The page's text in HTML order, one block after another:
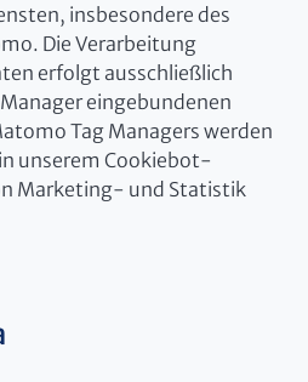
insbesondere des
Die Verarbeitung
erfolgt ausschließlich
eingebundenen
Tag Managers werden
unserem Cookiebot-
Marketing- und Statistik